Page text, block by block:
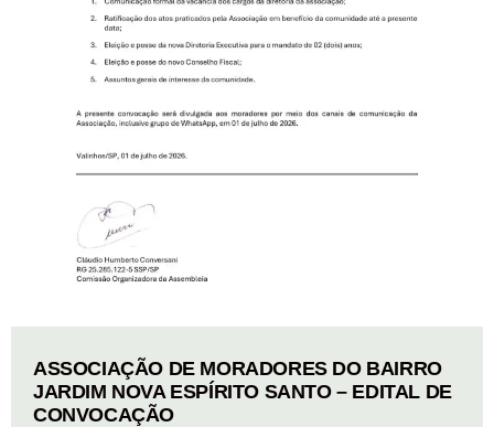
ASSOCIAÇÃO DE MORADORES DO BAIRRO
JARDIM NOVA ESPÍRITO SANTO – EDITAL DE
CONVOCAÇÃO